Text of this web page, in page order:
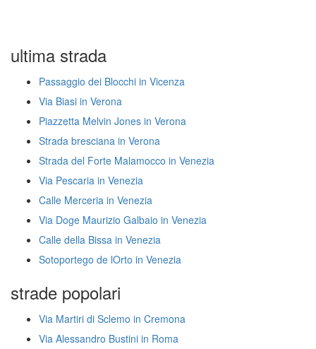
ultima strada
Passaggio dei Blocchi in Vicenza
Via Biasi in Verona
Piazzetta Melvin Jones in Verona
Strada bresciana in Verona
Strada del Forte Malamocco in Venezia
Via Pescaria in Venezia
Calle Merceria in Venezia
Via Doge Maurizio Galbaio in Venezia
Calle della Bissa in Venezia
Sotoportego de lOrto in Venezia
strade popolari
Via Martiri di Sclemo in Cremona
Via Alessandro Bustini in Roma